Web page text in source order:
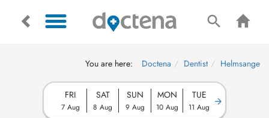
You are here: Doctena Dentist Helmsange
FRI
7 Aug
SAT
8 Aug
SUN
9 Aug
MON
10 Aug
TUE
11 Aug